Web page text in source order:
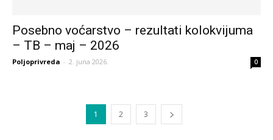
Posebno voćarstvo – rezultati kolokvijuma
– TB – maj – 2026
Poljoprivreda - 2. juna 2026. 0
1 2 3